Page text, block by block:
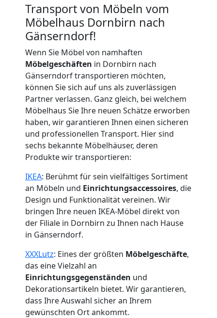
Transport von Möbeln vom
Möbelhaus Dornbirn nach
Gänserndorf!
Wenn Sie Möbel von namhaften
Möbelgeschäften in Dornbirn nach
Gänserndorf transportieren möchten,
können Sie sich auf uns als zuverlässigen
Partner verlassen. Ganz gleich, bei welchem
Möbelhaus Sie Ihre neuen Schätze erworben
haben, wir garantieren Ihnen einen sicheren
und professionellen Transport. Hier sind
sechs bekannte Möbelhäuser, deren
Produkte wir transportieren:
IKEA: Berühmt für sein vielfältiges Sortiment
an Möbeln und Einrichtungsaccessoires, die
Design und Funktionalität vereinen. Wir
bringen Ihre neuen IKEA-Möbel direkt von
der Filiale in Dornbirn zu Ihnen nach Hause
in Gänserndorf.
XXXLutz: Eines der größten Möbelgeschäfte,
das eine Vielzahl an
Einrichtungsgegenständen und
Dekorationsartikeln bietet. Wir garantieren,
dass Ihre Auswahl sicher an Ihrem
gewünschten Ort ankommt.